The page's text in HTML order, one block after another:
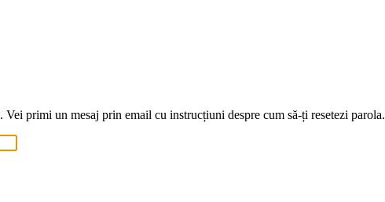
primi un mesaj prin email cu instrucțiuni despre cum să-ți resetezi parola.